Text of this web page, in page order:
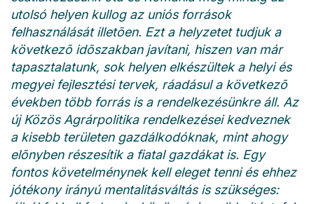
utolsó helyen kullog az uniós források
felhasználását illetõen. Ezt a helyzetet tudjuk a
következõ idõszakban javítani, hiszen van már
tapasztalatunk, sok helyen elkészültek a helyi és
megyei fejlesztési tervek, ráadásul a következõ
években több forrás is a rendelkezésünkre áll. Az
új Közös Agrárpolitika rendelkezései kedveznek
a kisebb területen gazdálkodóknak, mint ahogy
elõnyben részesítik a fiatal gazdákat is. Egy
fontos követelménynek kell eleget tenni és ehhez
jótékony irányú mentalitásváltás is szükséges: